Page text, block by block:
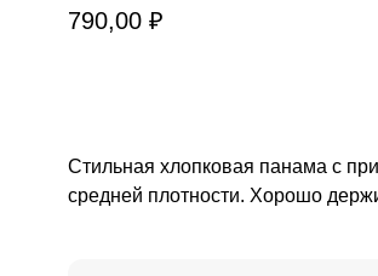
790,00 ₽
Стильная хлопковая панама с
средней плотности. Хорошо